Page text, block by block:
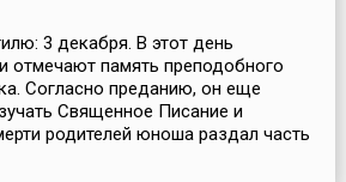
3 декабря. В этот день
отмечают память преподобного
Согласно преданию, он еще
Священное Писание и
родителей юноша раздал часть